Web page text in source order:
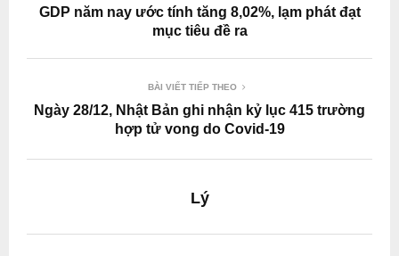
GDP năm nay ước tính tăng 8,02%, lạm phát đạt
mục tiêu đề ra
BÀI VIẾT TIẾP THEO
Ngày 28/12, Nhật Bản ghi nhận kỷ lục 415 trường
hợp tử vong do Covid-19
Lý